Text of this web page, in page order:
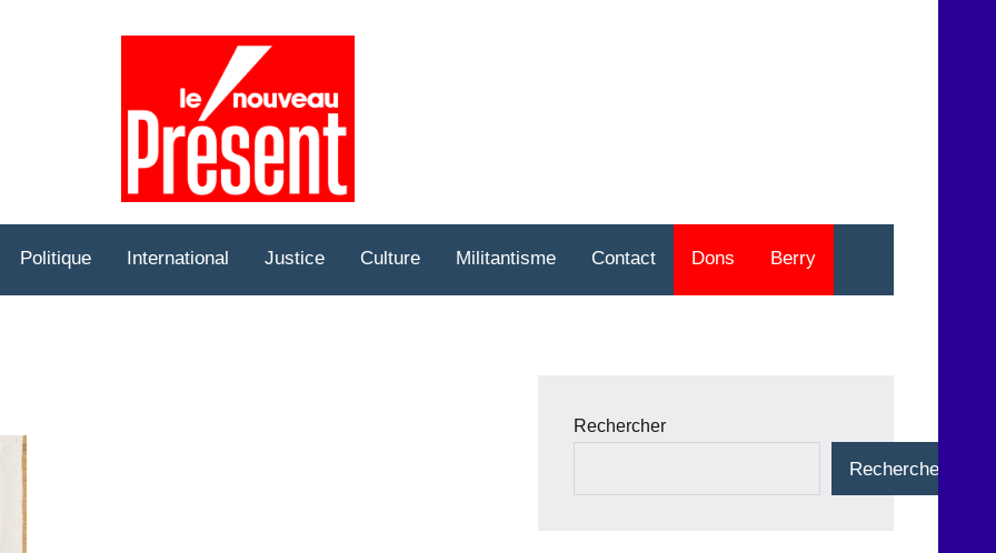
Politique International Justice Culture Militantisme Contact Dons Berry
Rechercher
Rechercher